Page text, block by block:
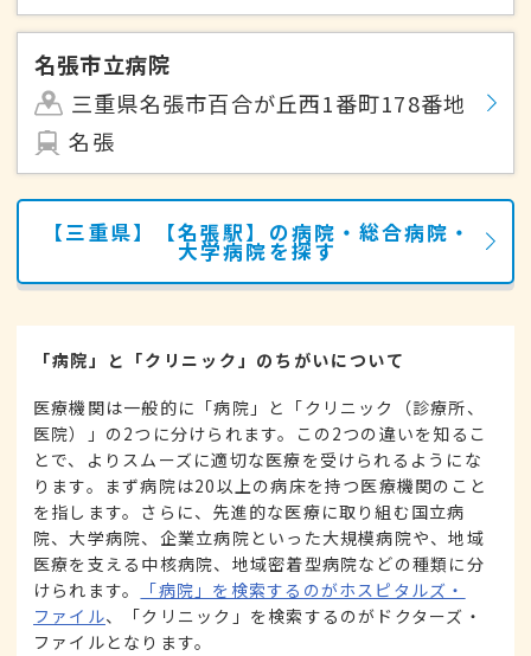
名張市立病院
三重県名張市百合が丘西1番町178番地
名張
【三重県】【名張駅】の病院・総合病院・
大学病院を探す
「病院」と「クリニック」のちがいについて
医療機関は一般的に「病院」と「クリニック（診療所、
医院）」の2つに分けられます。この2つの違いを知るこ
とで、よりスムーズに適切な医療を受けられるようにな
ります。まず病院は20以上の病床を持つ医療機関のこと
を指します。さらに、先進的な医療に取り組む国立病
院、大学病院、企業立病院といった大規模病院や、地域
医療を支える中核病院、地域密着型病院などの種類に分
けられます。
「病院」を検索するのがホスピタルズ・
ファイル、「クリニック」を検索するのがドクターズ・
ファイルとなります。